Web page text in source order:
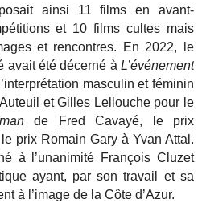
ainsi 11 films en avant-
et 10 films cultes mais
et rencontres. En 2022, le
avait été décerné à L’événement
masculin et féminin
et Gilles Lellouche pour le
de Fred Cavayé, le prix
prix Romain Gary à Yvan Attal.
à l’unanimité François Cluzet
ayant, par son travail et sa
à l’image de la Côte d’Azur.